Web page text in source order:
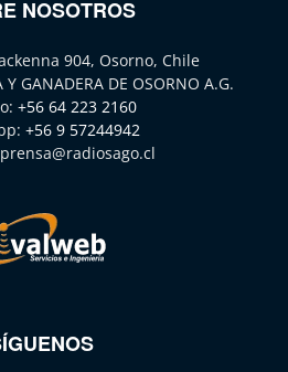
NOSOTROS
904, Osorno, Chile
Y GANADERA DE OSORNO A.G.
+56 64 223 2160
+56 9 57244942
prensa@radiosago.cl